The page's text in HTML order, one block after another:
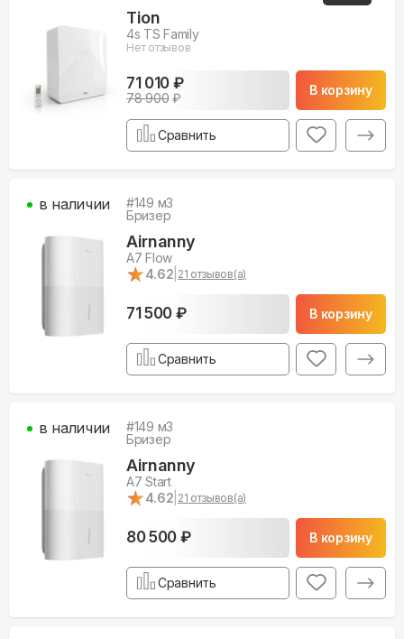
Tion
4s TS Family
Нет отзывов
71 010 ₽
78 900₽
В корзину
Сравнить
#149 м3
Бризер
Airnanny
A7 Flow
★
★4.62 21 отзывов(а)
71 500 ₽ В корзину
в наличии
Сравнить
#149 м3
Бризер
Airnanny
A7 Start
★
★4.62 21 отзывов(а)
80 500 ₽ В корзину
в наличии
Сравнить